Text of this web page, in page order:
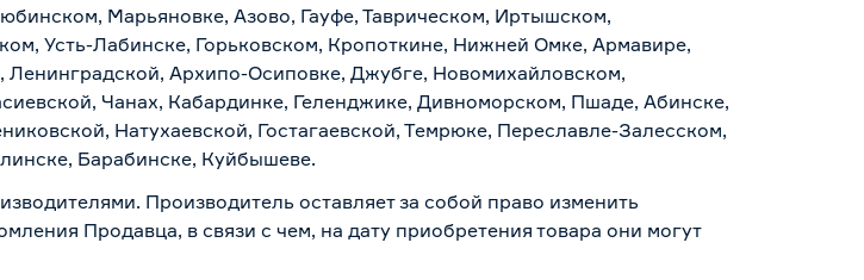
Марьяновке, Азово, Гауфе, Таврическом, Иртышском,
Усть-Лабинске, Горьковском, Кропоткине, Нижней Омке, Армавире,
Архипо-Осиповке, Джубге, Новомихайловском,
Чанах, Кабардинке, Геленджике, Дивноморском, Пшаде, Абинске,
Натухаевской, Гостагаевской, Темрюке, Переславле-Залесском,
Барабинске, Куйбышеве.
Производитель оставляет за собой право изменить
Продавца, в связи с чем, на дату приобретения товара они могут